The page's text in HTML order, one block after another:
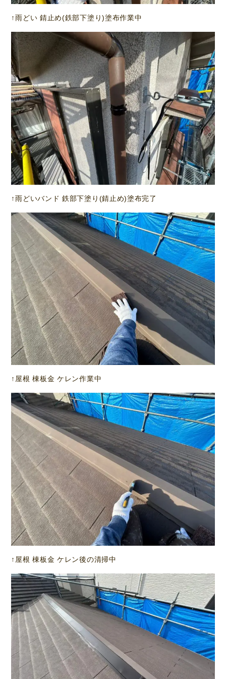
↑雨どい 錆止め(鉄部下塗り)塗布作業中
↑雨どいバンド 鉄部下塗り(錆止め)塗布完了
↑屋根 棟板金 ケレン作業中
↑屋根 棟板金 ケレン後の清掃中